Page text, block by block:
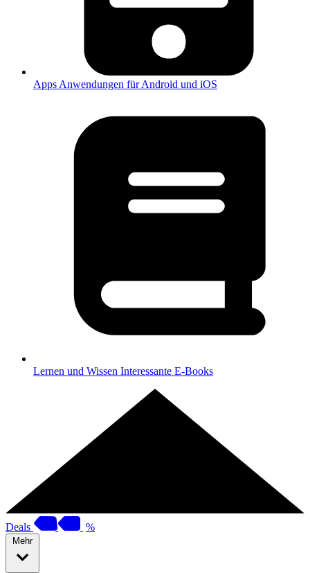
Apps Anwendungen für Android und iOS
Lernen und Wissen Interessante E-Books
Deals %
Mehr